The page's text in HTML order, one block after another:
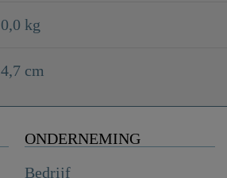
0,0 kg
4,7 cm
ONDERNEMING
Bedrijf